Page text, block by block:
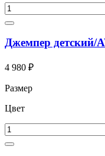
Джемпер детский/
4 980 ₽
Размер
Цвет